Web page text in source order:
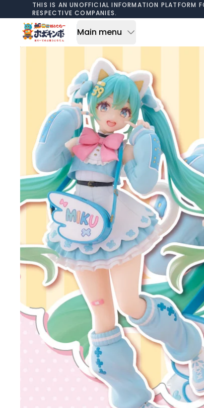
Skip to contentTHIS IS AN UNOFFICIAL INFORMATION PLATFORM
RESPECTIVE COMPANIES.
Main menu